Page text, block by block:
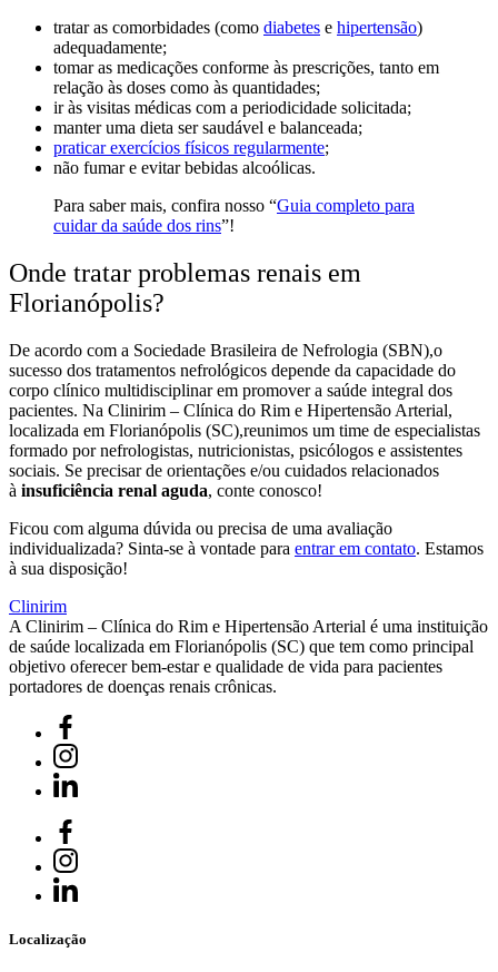
tratar as comorbidades (como diabetes e hipertensão)
adequadamente;
tomar as medicações conforme às prescrições, tanto em
relação às doses como às quantidades;
ir às visitas médicas com a periodicidade solicitada;
manter uma dieta ser saudável e balanceada;
praticar exercícios físicos regularmente;
não fumar e evitar bebidas alcoólicas.
Para saber mais, confira nosso “Guia completo para
cuidar da saúde dos rins”!
Onde tratar problemas renais em
Florianópolis?
De acordo com a Sociedade Brasileira de Nefrologia (SBN),o
sucesso dos tratamentos nefrológicos depende da capacidade do
corpo clínico multidisciplinar em promover a saúde integral dos
pacientes. Na Clinirim – Clínica do Rim e Hipertensão Arterial,
localizada em Florianópolis (SC),reunimos um time de especialistas
formado por nefrologistas, nutricionistas, psicólogos e assistentes
sociais. Se precisar de orientações e/ou cuidados relacionados
à insuficiência renal aguda, conte conosco!
Ficou com alguma dúvida ou precisa de uma avaliação
individualizada? Sinta-se à vontade para entrar em contato. Estamos
à sua disposição!
Clinirim
A Clinirim – Clínica do Rim e Hipertensão Arterial é uma instituição
de saúde localizada em Florianópolis (SC) que tem como principal
objetivo oferecer bem-estar e qualidade de vida para pacientes
portadores de doenças renais crônicas.
Localização